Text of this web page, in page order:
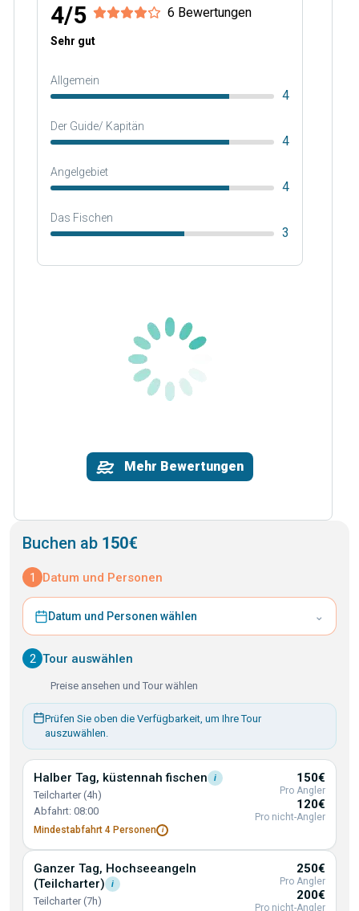
4/5 6 Bewertungen
Sehr gut
Allgemein
4
Der Guide/ Kapitän
4
Angelgebiet
4
Das Fischen
3
Mehr Bewertungen
Buchen ab 150€
1 Datum und Personen
Datum und Personen wählen ⌄
2 Tour auswählen
Preise ansehen und Tour wählen
Prüfen Sie oben die Verfügbarkeit, um Ihre Tour
auszuwählen.
Halber Tag, küstennahfischen i
Teilcharter (4h)
Abfahrt: 08:00
Mindestabfahrt 4 Personen i
150€
Pro Angler
120€
Pro nicht-Angler
Ganzer Tag, Hochseeangeln
(Teilcharter)
i
Teilcharter (7h)
250€
Pro Angler
200€
Pro nicht-Angler